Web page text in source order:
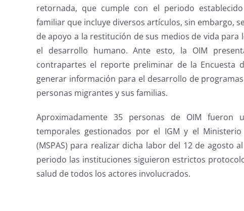
retornada, que cumple con el periodo
familiar que incluye diversos artículos, sin embargo,
de apoyo a la restitución de sus medios de vida
el desarrollo humano. Ante esto, la OIM
contrapartes el reporte preliminar de la Encuesta
generar información para el desarrollo de
personas migrantes y sus familias.
Aproximadamente 35 personas de OIM fueron
temporales gestionados por el IGM y el
(MSPAS) para realizar dicha labor del 12 de agosto
periodo las instituciones siguieron estrictos
salud de todos los actores involucrados.